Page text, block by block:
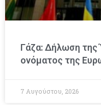
Γάζα: Δήλωση
ονόματος της
7 Αυγούστου, 2026